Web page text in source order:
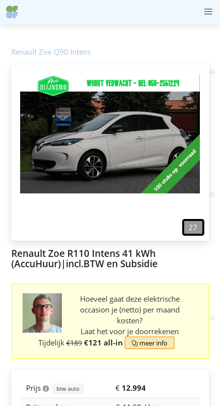
Renault Zoe Q90 Intens
27
Renault Zoe R110 Intens 41 kWh
(AccuHuur)|incl.BTW en Subsidie
Hoeveel gaat deze elektrische
occasion je (netto) per maand
kosten?
Laat het voor je doorrekenen
Tijdelijk€189 €121 all-in  meer info
Prijs  btw auto € 12.994